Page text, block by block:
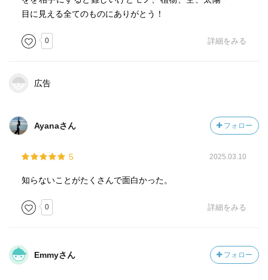
目に見える全てのものにありがとう！
0 詳細をみる
広告
Ayanaさん フォロー
5 2025.03.10
知らないことがたくさんで面白かった。
0 詳細をみる
Emmyさん フォロー